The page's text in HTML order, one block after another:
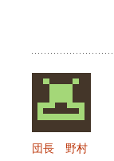
団長 野村